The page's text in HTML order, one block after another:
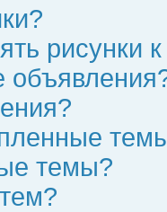
рисунки
темы?